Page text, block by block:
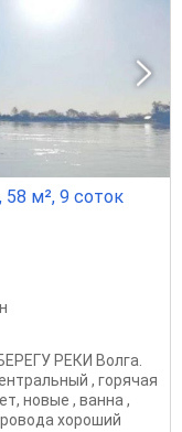
м², 9 соток
РЕКИ Волга.
, горячая
новые , ванна ,
хороший